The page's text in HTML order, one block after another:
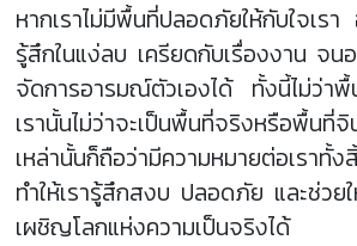
หากเราไม่มีพื้นที่ปลอดภัยให้กับใจเรา
รู้สึกในแง่ลบ เครียดกับเรื่องงาน จน
จัดการอารมณ์ตัวเองได้ ทั้งนี้ไม่ว่า
เรานั้นไม่ว่าจะเป็นพื้นที่จริงหรือพื้
เหล่านั้นก็ถือว่ามีความหมายต่อเราทั้
ทำให้เรารู้สึกสงบ ปลอดภัย และช่วย
เผชิญโลกแห่งความเป็นจริงได้